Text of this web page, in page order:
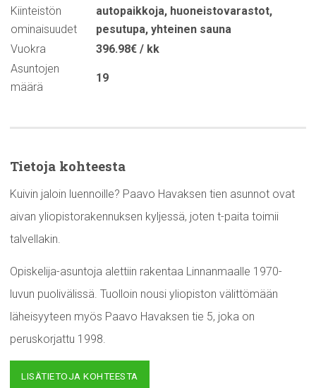
Kiinteistön
ominaisuudet
autopaikkoja, huoneistovarastot,
pesutupa, yhteinen sauna
Vuokra
396.98€ / kk
Asuntojen
määrä
19
Tietoja kohteesta
Kuivin jaloin luennoille? Paavo Havaksen tien asunnot ovat
aivan yliopistorakennuksen kyljessä, joten t-paita toimii
talvellakin.
Opiskelija-asuntoja alettiin rakentaa Linnanmaalle 1970-
luvun puolivälissä. Tuolloin nousi yliopiston välittömään
läheisyyteen myös Paavo Havaksen tie 5, joka on
peruskorjattu 1998.
LISÄTIETOJA KOHTEESTA